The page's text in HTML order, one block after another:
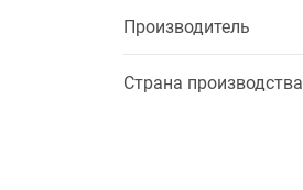
Производитель
Страна производства